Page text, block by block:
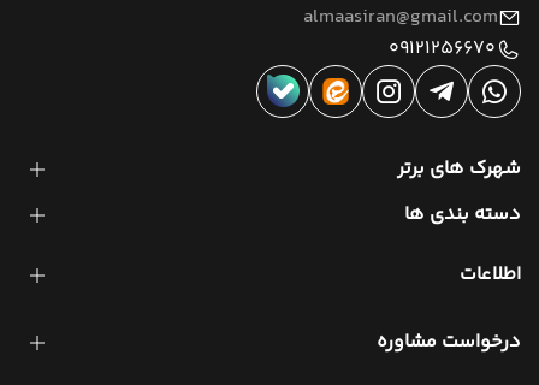
almaasiran@gmail.com
09121256670
شهرک های برتر
دسته بندی ها
اطلاعات
درخواست مشاوره